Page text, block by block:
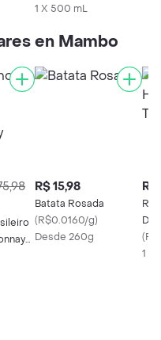
1 X 500 mL
en Mambo
R$ 15,98
Batata Rosada
(R$0.0160/g)
Desde 260g
R$
D
(
1